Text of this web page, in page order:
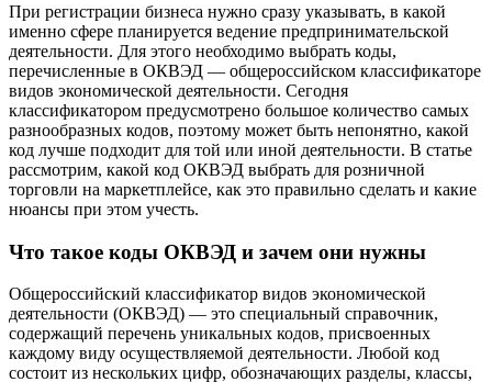
При регистрации бизнеса нужно сразу указывать, в какой
именно сфере планируется ведение предпринимательской
деятельности. Для этого необходимо выбрать коды,
перечисленные в ОКВЭД — общероссийском классификаторе
видов экономической деятельности. Сегодня
классификатором предусмотрено большое количество самых
разнообразных кодов, поэтому может быть непонятно, какой
код лучше подходит для той или иной деятельности. В статье
рассмотрим, какой код ОКВЭД выбрать для розничной
торговли на маркетплейсе, как это правильно сделать и какие
нюансы при этом учесть.
Что такое коды ОКВЭД и зачем они нужны
Общероссийский классификатор видов экономической
деятельности (ОКВЭД) — это специальный справочник,
содержащий перечень уникальных кодов, присвоенных
каждому виду осуществляемой деятельности. Любой код
состоит из нескольких цифр, обозначающих разделы, классы,